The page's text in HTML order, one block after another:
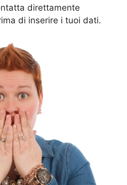
direttamente
di inserire i tuoi dati.